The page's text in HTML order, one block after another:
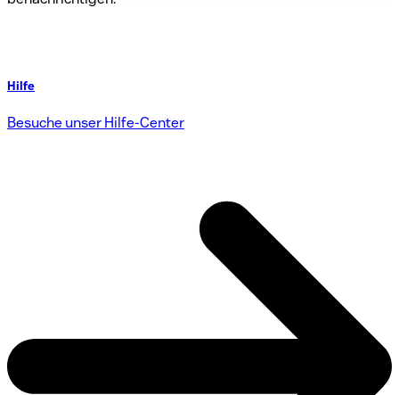
Hilfe
Besuche unser Hilfe-Center